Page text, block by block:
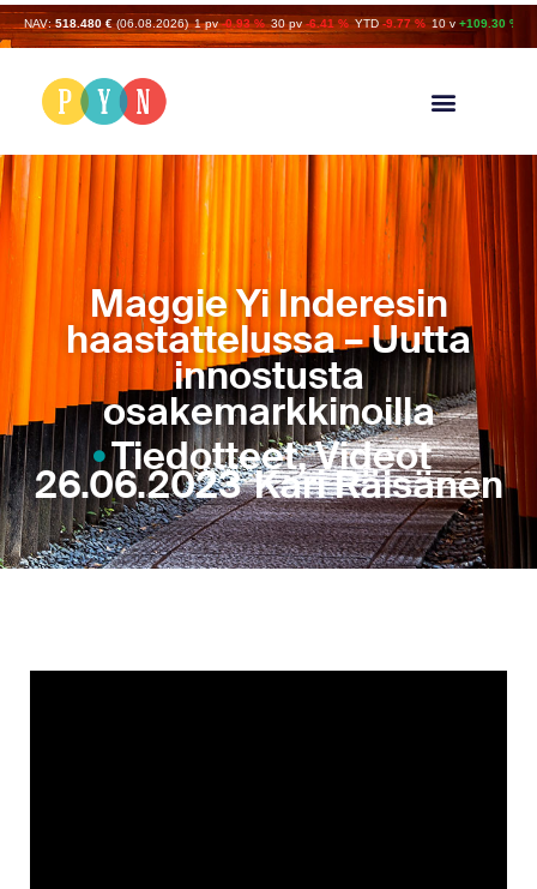
NAV: 518.480 € (06.08.2026) 1 pv -0.93 % 30 pv -6.41 % YTD -9.77 % 10 v +109.30 %
Maggie Yi Inderesin
haastattelussa – Uutta
innostusta
osakemarkkinoilla
Tiedotteet,Videot
26.06.2023 Kari Räisänen